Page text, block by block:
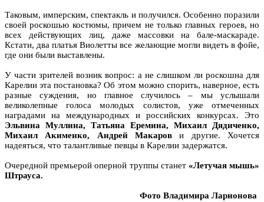
Таковым, имперским, спектакль и получился. Особенно поразили
своей роскошью костюмы, причем не только главных героев, но
всех действующих лиц, даже массовки на бале-маскараде.
Кстати, два платья Виолетты все желающие могли видеть в фойе,
где они были выставлены.
У части зрителей возник вопрос: а не слишком ли роскошна для
Карелии эта постановка? Об этом можно спорить, наверное, есть
разные суждения, но главное случилось – мы услышали
великолепные голоса молодых солистов, уже отмеченных
наградами на международных и российских конкурсах. Это
Эльвина Муллина, Татьяна Еремина, Михаил Дядиченко,
Михаил Акименко, Андрей Макаров и другие. Хочется
надеяться, что талантливые певцы в Карелии задержатся.
Очередной премьерой оперной труппы станет «Летучая мышь»
Штрауса.
Фото Владимира Ларионова